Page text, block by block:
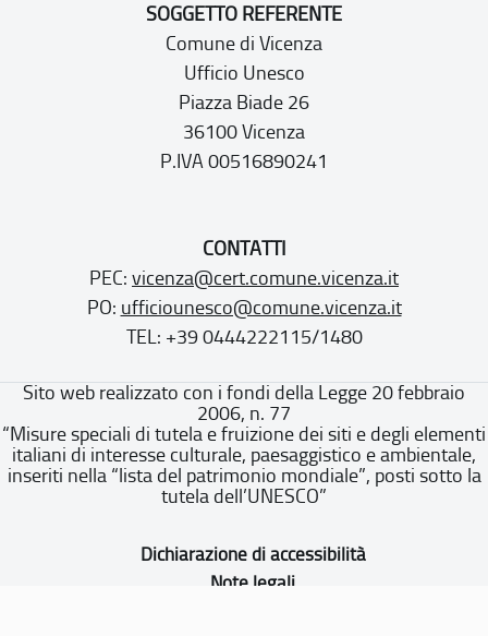
SOGGETTO REFERENTE
Comune di Vicenza
Ufficio Unesco
Piazza Biade 26
36100 Vicenza
P.IVA 00516890241
CONTATTI
PEC: vicenza@cert.comune.vicenza.it
PO: ufficiounesco@comune.vicenza.it
TEL: +39 0444222115/1480
Sito web realizzato con i fondi della Legge 20 febbraio
2006, n. 77
“Misure speciali di tutela e fruizione dei siti e degli elementi
italiani di interesse culturale, paesaggistico e ambientale,
inseriti nella “lista del patrimonio mondiale”, posti sotto la
tutela dell’UNESCO”
Dichiarazione di accessibilità
Note legali